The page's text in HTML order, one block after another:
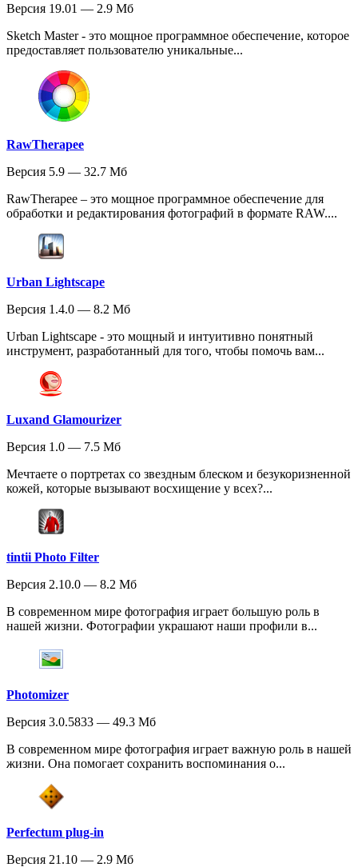
Версия 19.01 — 2.9 Мб
Sketch Master - это мощное программное обеспечение, которое
предоставляет пользователю уникальные...
RawTherapee
Версия 5.9 — 32.7 Мб
RawTherapee – это мощное программное обеспечение для
обработки и редактирования фотографий в формате RAW....
Urban Lightscape
Версия 1.4.0 — 8.2 Мб
Urban Lightscape - это мощный и интуитивно понятный
инструмент, разработанный для того, чтобы помочь вам...
Luxand Glamourizer
Версия 1.0 — 7.5 Мб
Мечтаете о портретах со звездным блеском и безукоризненной
кожей, которые вызывают восхищение у всех?...
tintii Photo Filter
Версия 2.10.0 — 8.2 Мб
В современном мире фотография играет большую роль в
нашей жизни. Фотографии украшают наши профили в...
Photomizer
Версия 3.0.5833 — 49.3 Мб
В современном мире фотография играет важную роль в нашей
жизни. Она помогает сохранить воспоминания о...
Perfectum plug-in
Версия 21.10 — 2.9 Мб